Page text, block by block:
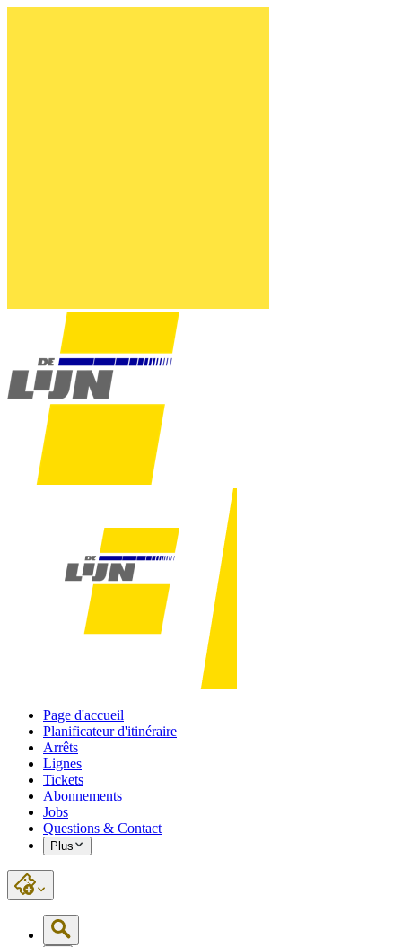
Page d'accueil
Planificateur d'itinéraire
Arrêts
Lignes
Tickets
Abonnements
Jobs
Questions & Contact
Plus